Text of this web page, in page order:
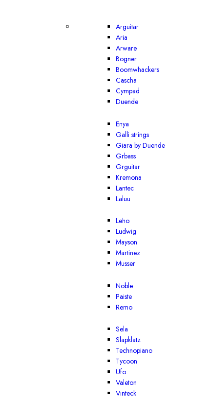
Arguitar
Aria
Arware
Bogner
Boomwhackers
Cascha
Cympad
Duende
Enya
Galli strings
Giara by Duende
Grbass
Grguitar
Kremona
Lantec
Laluu
Leho
Ludwig
Mayson
Martinez
Musser
Noble
Paiste
Remo
Sela
Slapklatz
Technopiano
Tycoon
Ufo
Valeton
Vinteck